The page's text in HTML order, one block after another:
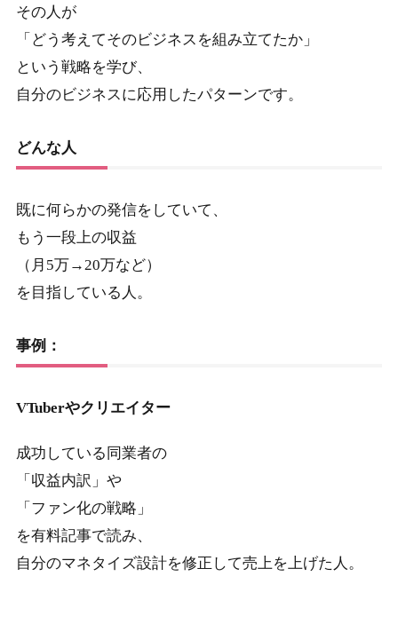
その人が
「どう考えてそのビジネスを組み立てたか」
という戦略を学び、
自分のビジネスに応用したパターンです。
どんな人
既に何らかの発信をしていて、
もう一段上の収益
（月5万→20万など）
を目指している人。
事例：
VTuberやクリエイター
成功している同業者の
「収益内訳」や
「ファン化の戦略」
を有料記事で読み、
自分のマネタイズ設計を修正して売上を上げた人。